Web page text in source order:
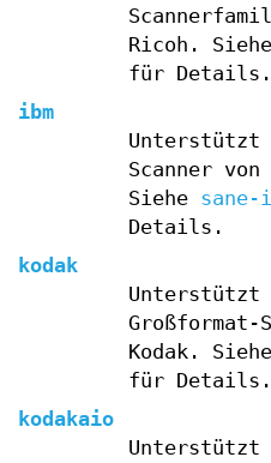
Ricoh.
für Details.
ibm
Unterstützt
Scanner
Siehe sane-
Details.
kodak
Unterstützt
Großformat-
Kodak.
für Details.
kodakaio
Unterstützt